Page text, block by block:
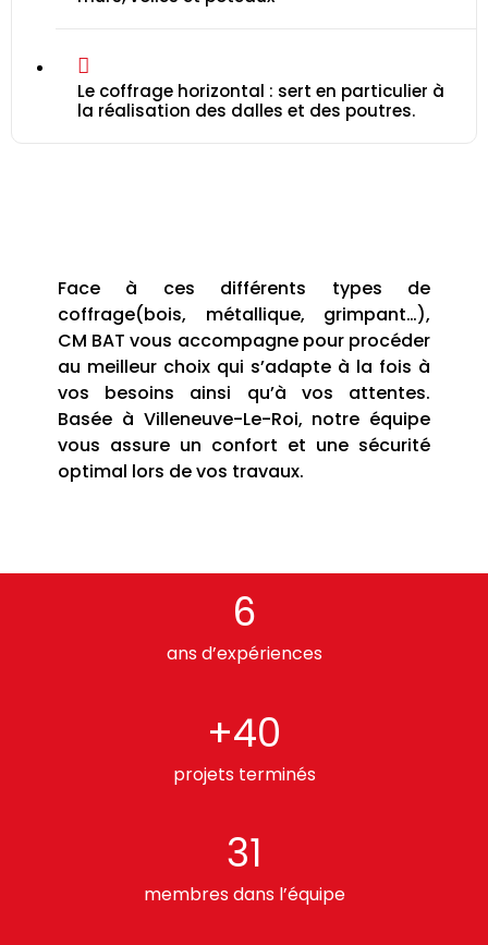
Le coffrage horizontal : sert en particulier à
la réalisation des dalles et des poutres.
Face à ces différents types de
coffrage(bois, métallique, grimpant…),
CM BAT vous accompagne pour procéder
au meilleur choix qui s’adapte à la fois à
vos besoins ainsi qu’à vos attentes.
Basée à Villeneuve-Le-Roi, notre équipe
vous assure un confort et une sécurité
optimal lors de vos travaux.
6
ans d’expériences
+40
projets terminés
31
membres dans l’équipe